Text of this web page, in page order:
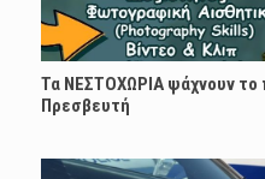
Τα ΝΕΣΤΟΧΩΡΙΑ ψάχνουν το
Πρεσβευτή